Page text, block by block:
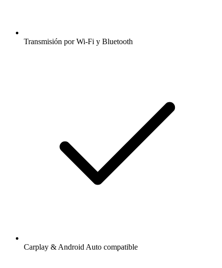
Transmisión por Wi-Fi y Bluetooth
Carplay & Android Auto compatible